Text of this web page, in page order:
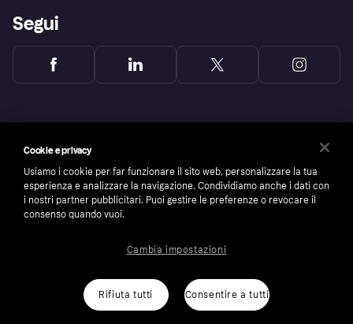
Segui
number: 556737-0431
Cookies Klarna.com
Cookie e privacy
Usiamo i cookie per far funzionare il sito web, personalizzare la tua
esperienza e analizzare la navigazione. Condividiamo anche i dati con
i nostri partner pubblicitari. Puoi gestire le preferenze o revocare il
consenso quando vuoi.
Rifiuta tutti Consentire a tutti
Cambia impostazioni